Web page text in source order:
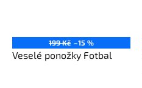
199 Kč –15 %
Veselé ponožky Fotbal